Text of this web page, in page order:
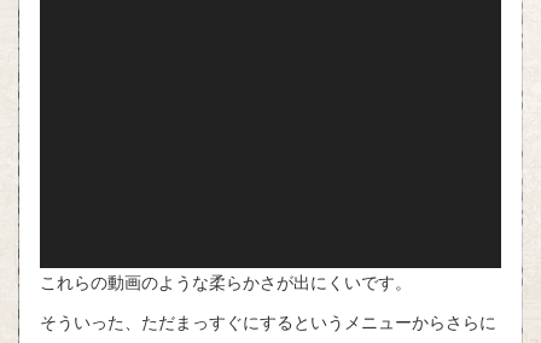
これらの動画のような柔らかさが出にくいです。
そういった、ただまっすぐにするというメニューからさらに